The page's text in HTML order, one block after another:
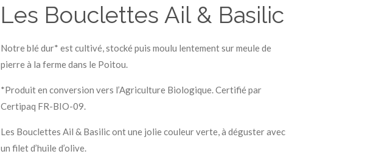
Les Bouclettes Ail & Basilic
Notre blé dur* est cultivé, stocké puis moulu lentement sur meule de
pierre à la ferme dans le Poitou.
*Produit en conversion vers l’Agriculture Biologique. Certifié par
Certipaq FR-BIO-09.
Les Bouclettes Ail & Basilic ont une jolie couleur verte, à déguster avec
un filet d’huile d’olive.